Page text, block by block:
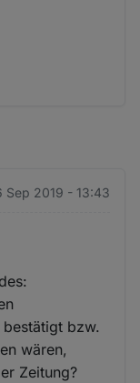
Sep 2019 - 13:43
bzw.
wären,
Zeitung?